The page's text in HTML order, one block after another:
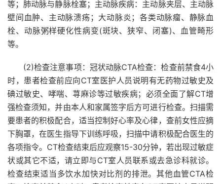
等；肺动脉与静脉栓塞；主动脉疾病：主动脉夹层、主动脉
壁间血肿、主动脉溃疡；大动脉炎；各类动脉瘤、静脉血
栓、动脉粥样硬化性病变(斑块、狭窄、闭塞)、血管畸形
等。
(2)检查注意事项：冠状动脉CTA检查：检查前禁食4小
时，患者检查前应向CT室医护人员说明有无药物过敏史及
碘过敏史、哮喘、荨麻诊等过敏疾病；必须全面了解CT增
强检查须知，并由本人和家属签字后方可进行检查。扫描需
要患者的积极配合，适当控制好心率及心律，查前女性应摘
下胸罩，在医生指导下训练呼吸，扫描中请积极配合医生的
各项指令。CT检查结束后应观察15-30分钟，若出现过敏症
状或其它不适，请立即与CT室人员联系或去急诊科就诊。
检查结束适当多饮水加快对比剂的排泄。其他血管CTA检